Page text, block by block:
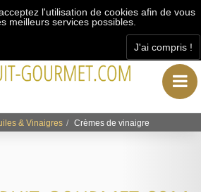
l'utilisation de cookies afin de vous
meilleurs services possibles.
J'ai compris !
& Vinaigres Crèmes de vinaigre